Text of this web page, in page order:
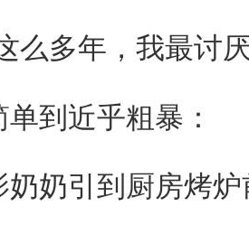
多年，我最讨厌
近乎粗暴：
奶引到厨房烤炉